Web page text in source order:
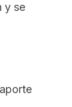
y se